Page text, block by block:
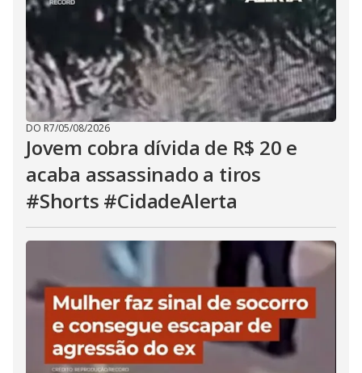
DO R7/05/08/2026
Jovem cobra dívida de R$ 20 e
acaba assassinado a tiros
#Shorts #CidadeAlerta